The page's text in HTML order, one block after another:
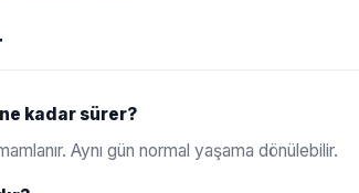
kadar sürer?
Aynı gün normal yaşama dönülebilir.